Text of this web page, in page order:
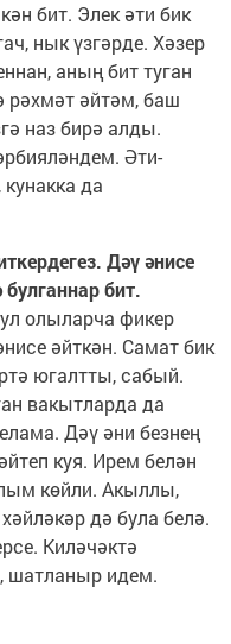
бит. Элек әти бик
нык үзгәрде. Хәзер
аның бит туган
рәхмәт әйтәм, баш
наз бирә алды.
Әти-
да
Дәү әнисе
бит.
олыларча фикер
әйткән. Самат бик
югалтты, сабый.
вакытларда да
Дәү әни безнең
куя. Ирем белән
көйли. Акыллы,
дә була белә.
Киләчәктә
шатланыр идем.